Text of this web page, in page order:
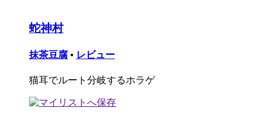
蛇神村
抹茶豆腐 • レビュー
猫耳でルート分岐するホラゲ